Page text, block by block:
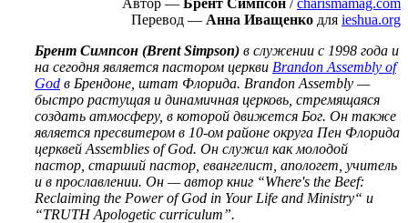
Перевод — Анна Иващенко для ieshua.org
Брент Симпсон (Brent Simpson) в служении с 1998 года и
на сегодня является пастором церкви Brandon Assembly of
God в Брендоне, штат Флорида. Brandon Assembly —
быстро растущая и динамичная церковь, стремящаяся
создать атмосферу, в которой движется Бог. Он также
является пресвитером в 10-ом районе округа Пен Флорида
церквей Assemblies of God. Он служил как молодой
пастор, старший пастор, евангелист, апологет, учитель
и в прославлении. Он — автор книг “Where's the Beef:
Reclaiming the Power of God in Your Life and Ministry“ и
“TRUTH Apologetic curriculum”.